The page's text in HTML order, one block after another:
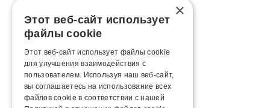
×
Этот веб-сайт использует
файлы cookie
Этот веб-сайт использует файлы cookie
для улучшения взаимодействия с
пользователем. Используя наш веб-сайт,
вы соглашаетесь на использование всех
файлов cookie в соответствии с нашей